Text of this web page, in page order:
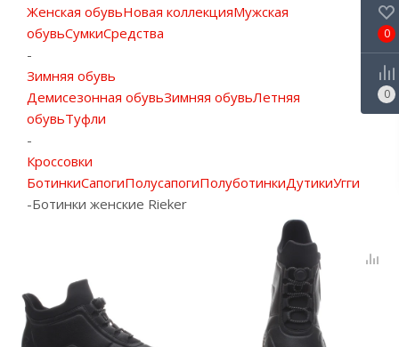
Женская обувьНовая коллекцияМужская
обувьСумкиСредства
-
Зимняя обувь
Демисезонная обувьЗимняя обувьЛетняя
обувьТуфли
-
Кроссовки
БотинкиСапогиПолусапогиПолуботинкиДутикиУгги
-Ботинки женские Rieker
0
0